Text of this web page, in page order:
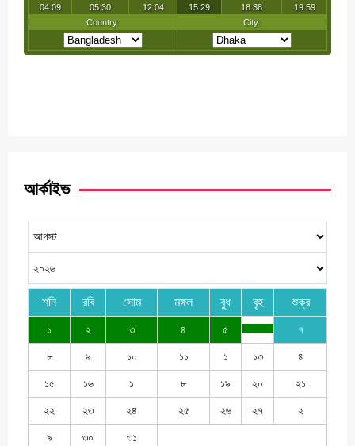
আর্কাইভ
শনি রবি সোম মঙ্গল বুধ বৃহ শুক্র
১ ২ ৩ ৪ ৫ ৭
৮ ৯ ১০ ১১ ১ ১৩ ৪
১৫ ১৬ ১ ৮ ১৯ ২০ ২১
২২ ২৩ ২৪ ২৫ ২৬ ২৭ ২
৯ ৩০ ৩১